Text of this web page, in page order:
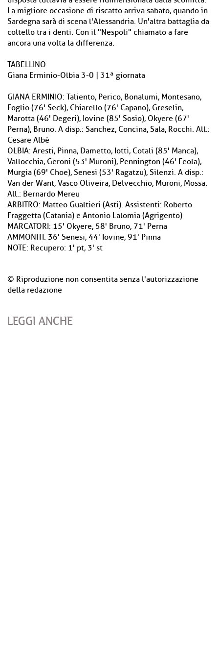
La migliore occasione di riscatto arriva sabato, quando in
Sardegna sarà di scena l'Alessandria. Un'altra battaglia da
coltello tra i denti. Con il "Nespoli" chiamato a fare
ancora una volta la differenza.
TABELLINO
Giana Erminio-Olbia 3-0 | 31ª giornata
GIANA ERMINIO: Taliento, Perico, Bonalumi, Montesano,
Foglio (76' Seck), Chiarello (76' Capano), Greselin,
Marotta (46' Degeri), Iovine (85' Sosio), Okyere (67'
Perna), Bruno. A disp.: Sanchez, Concina, Sala, Rocchi. All.:
Cesare Albè
OLBIA: Aresti, Pinna, Dametto, Iotti, Cotali (85' Manca),
Vallocchia, Geroni (53' Muroni), Pennington (46' Feola),
Murgia (69' Choe), Senesi (53' Ragatzu), Silenzi. A disp.:
Van der Want, Vasco Oliveira, Delvecchio, Muroni, Mossa.
All.: Bernardo Mereu
ARBITRO: Matteo Gualtieri (Asti). Assistenti: Roberto
Fraggetta (Catania) e Antonio Lalomia (Agrigento)
MARCATORI: 15' Okyere, 58' Bruno, 71' Perna
AMMONITI: 36' Senesi, 44' Iovine, 91' Pinna
NOTE: Recupero: 1' pt, 3' st
© Riproduzione non consentita senza l'autorizzazione
della redazione
LEGGI ANCHE